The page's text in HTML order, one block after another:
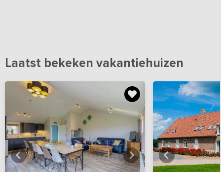
Laatst bekeken vakantiehuizen
Bekijkhieralle foto's Bekijk